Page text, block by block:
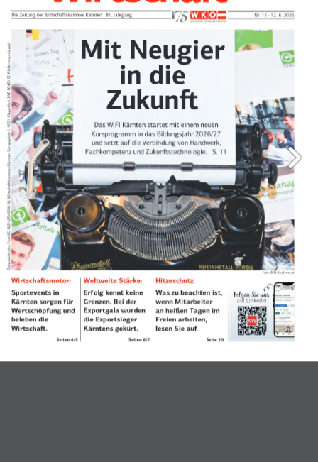
Die Zeitung der Wirtschaftskammer Kärnten · 81. Jahrgang Nr. 11 · 12. 6. 2026
Foto: WIFI/Studiohorst
Österreichische Post AG, WZ14Z040041 W, Wirtschaftskammer Kärnten, Europaplatz 1, 9021 Klagenfurt, DVR 0043133. Nicht retournieren!
Wirtschaftsmotor:
Sportevents in
Kärnten sorgen für
Wertschöpfung und
beleben die
Wirtschaft.
Seiten 4/5
Weltweite Stärke:
Erfolg kennt keine
Grenzen. Bei der
Exportgala wurden
die Exportsieger
Kärntens gekürt.
Seiten 6/7
Hitzeschutz:
Was zu beachten ist,
wenn Mitarbeiter
an heißen Tagen im
Freien arbeiten,
lesen Sie auf
Seite 20
Folgen Sie uns
auf LinkedIn
Das WIFI Kärnten startet mit einem neuen
Kursprogramm in das Bildungsjahr 2026/27
und setzt auf die Verbindung von Handwerk,
Fachkompetenz und Zukunftstechnologie.   S. 11
Mit Neugier in die